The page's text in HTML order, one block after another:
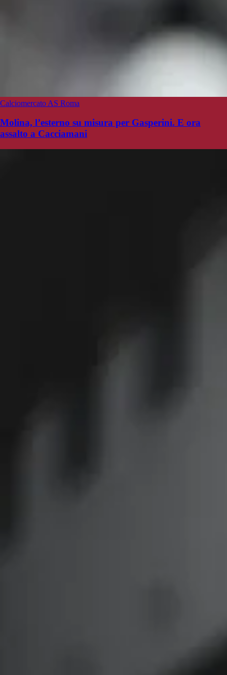
Calciomercato AS Roma
Molina, l’esterno su misura per Gasperini. E ora
assalto a Cacciamani